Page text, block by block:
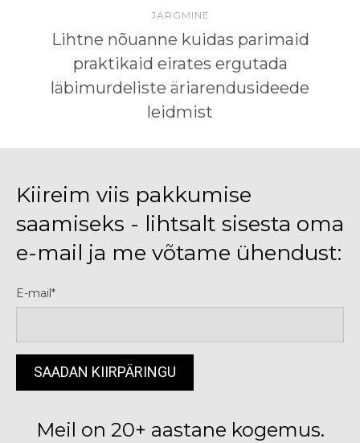
JÄRGMINE
Lihtne nõuanne kuidas parimaid
praktikaid eirates ergutada
läbimurdeliste äriarendusideede
leidmist
Kiireim viis pakkumise
saamiseks - lihtsalt sisesta oma
e-mail ja me võtame ühendust:
E-mail
Meil on 20+ aastane kogemus.